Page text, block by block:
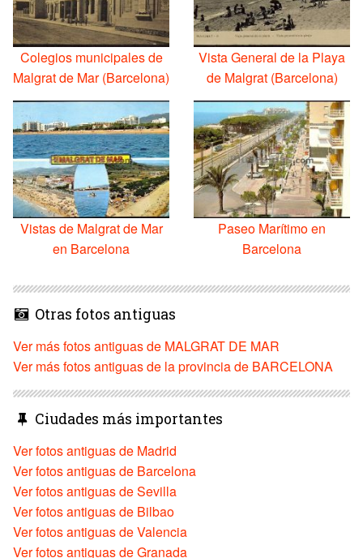
Colegios municipales de
Malgrat de Mar (Barcelona)
Vista General de la Playa
de Malgrat (Barcelona)
Vistas de Malgrat de Mar
en Barcelona
Paseo Marítimo en
Barcelona
Otras fotos antiguas
Ver más fotos antiguas de MALGRAT DE MAR
Ver más fotos antiguas de la provincia de BARCELONA
Ciudades más importantes
Ver fotos antiguas de Madrid
Ver fotos antiguas de Barcelona
Ver fotos antiguas de Sevilla
Ver fotos antiguas de Bilbao
Ver fotos antiguas de Valencia
Ver fotos antiguas de Granada